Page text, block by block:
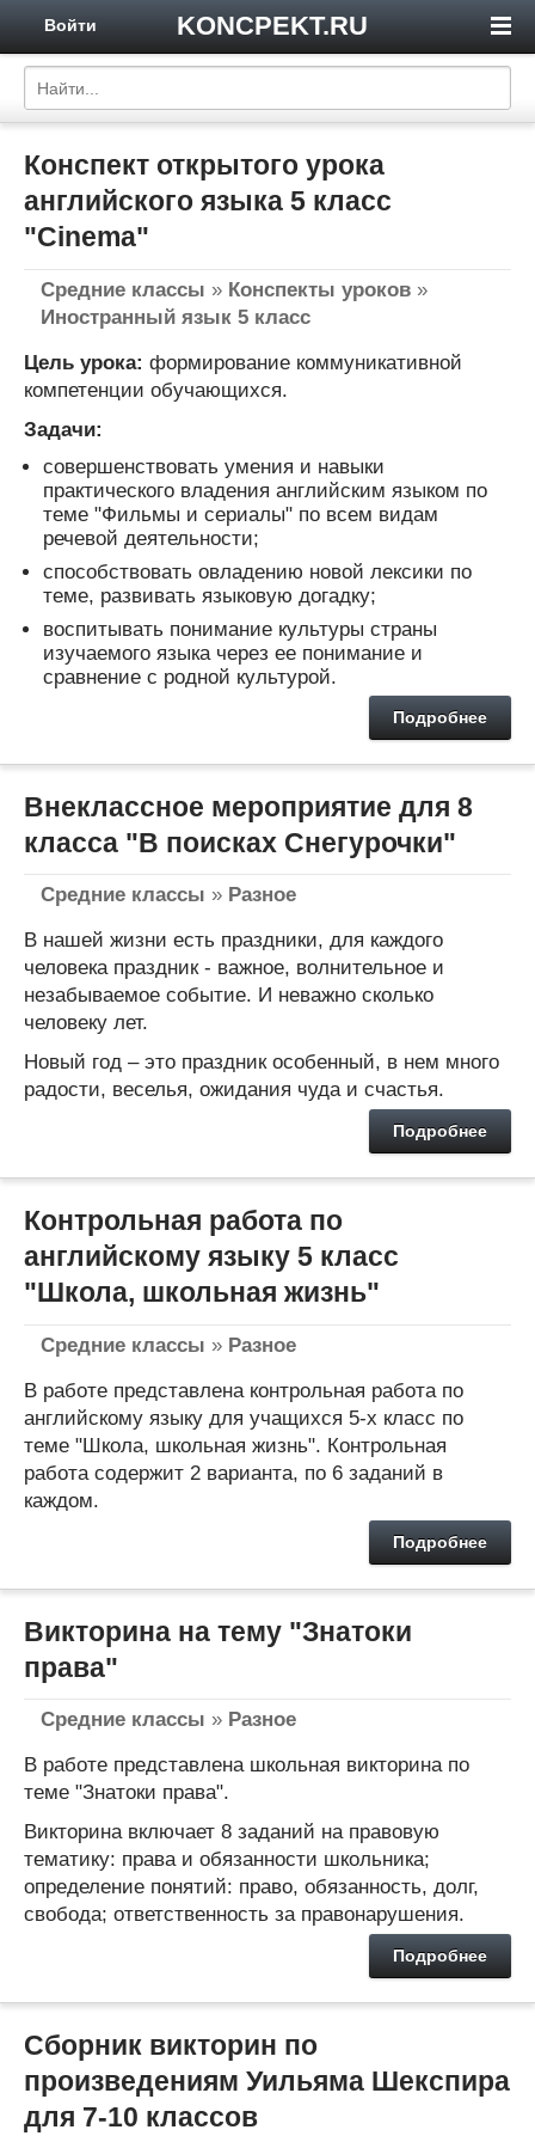
KONCPEKT.RU
Войти
Конспект открытого урока
английского языка 5 класс
"Cinema"
Средние классы » Конспекты уроков »
Иностранный язык 5 класс
Цель урока: формирование коммуникативной
компетенции обучающихся.
Задачи:
совершенствовать умения и навыки
практического владения английским языком по
теме "Фильмы и сериалы" по всем видам
речевой деятельности;
способствовать овладению новой лексики по
теме, развивать языковую догадку;
воспитывать понимание культуры страны
изучаемого языка через ее понимание и
сравнение с родной культурой.
Подробнее
Внеклассное мероприятие для 8
класса "В поисках Снегурочки"
Средние классы » Разное
В нашей жизни есть праздники, для каждого
человека праздник - важное, волнительное и
незабываемое событие. И неважно сколько
человеку лет.
Новый год – это праздник особенный, в нем много
радости, веселья, ожидания чуда и счастья.
Подробнее
Контрольная работа по
английскому языку 5 класс
"Школа, школьная жизнь"
Средние классы » Разное
В работе представлена контрольная работа по
английскому языку для учащихся 5-х класс по
теме "Школа, школьная жизнь". Контрольная
работа содержит 2 варианта, по 6 заданий в
каждом.
Подробнее
Викторина на тему "Знатоки
права"
Средние классы » Разное
В работе представлена школьная викторина по
теме "Знатоки права".
Викторина включает 8 заданий на правовую
тематику: права и обязанности школьника;
определение понятий: право, обязанность, долг,
свобода; ответственность за правонарушения.
Подробнее
Сборник викторин по
произведениям Уильяма Шекспира
для 7-10 классов